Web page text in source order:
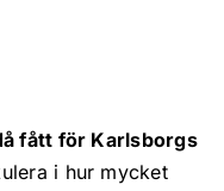
fått för Karlsborgs
i hur mycket